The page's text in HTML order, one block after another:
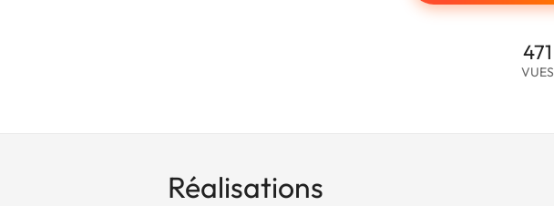
471
VUES
Réalisations